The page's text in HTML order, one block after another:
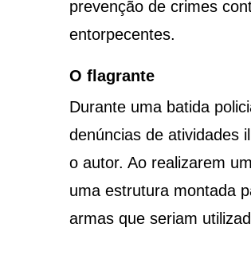
prevenção de crimes
entorpecentes.
O flagrante
Durante uma batida
denúncias de atividades
o autor. Ao realizarem
uma estrutura montada
armas que seriam